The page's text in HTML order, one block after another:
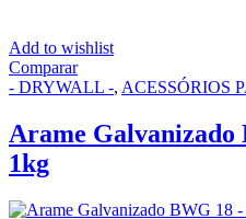
Add to wishlist
Comparar
- DRYWALL -, ACESSÓRIOS
Arame Galvanizado
1kg